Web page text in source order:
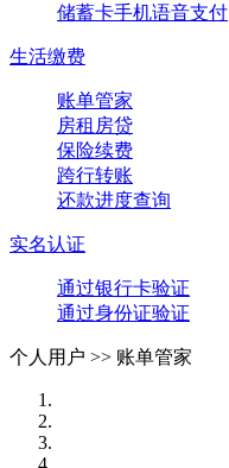
储蓄卡手机语音支付
生活缴费
账单管家
房租房贷
保险续费
跨行转账
还款进度查询
实名认证
通过银行卡验证
通过身份证验证
个人用户 >> 账单管家